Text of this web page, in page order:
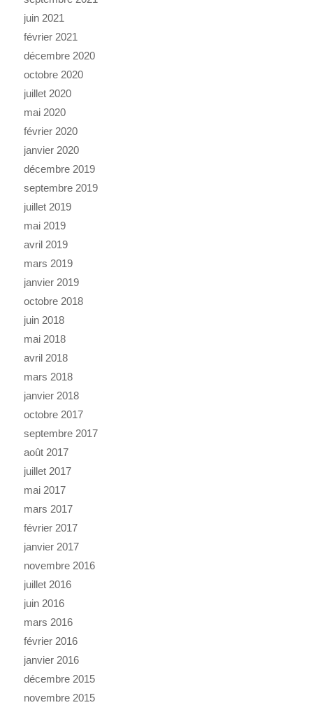
juin 2021
février 2021
décembre 2020
octobre 2020
juillet 2020
mai 2020
février 2020
janvier 2020
décembre 2019
septembre 2019
juillet 2019
mai 2019
avril 2019
mars 2019
janvier 2019
octobre 2018
juin 2018
mai 2018
avril 2018
mars 2018
janvier 2018
octobre 2017
septembre 2017
août 2017
juillet 2017
mai 2017
mars 2017
février 2017
janvier 2017
novembre 2016
juillet 2016
juin 2016
mars 2016
février 2016
janvier 2016
décembre 2015
novembre 2015